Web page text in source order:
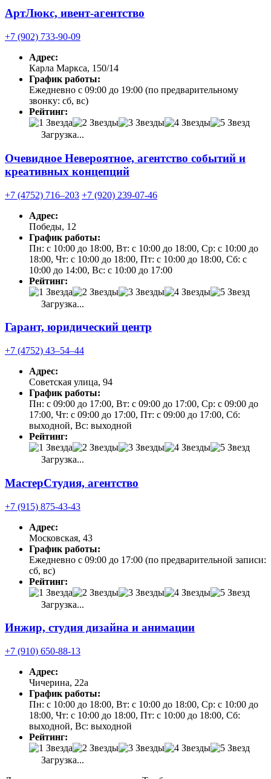
АртЛюкс, ивент-агентство
+7 (902) 733-90-09
Адрес:
Карла Маркса, 150/14
График работы:
Ежедневно с 09:00 до 19:00 (по предварительному
звонку: сб, вс)
Рейтинг:
Загрузка...
Очевидное Невероятное, агентство событий и
креативных концепций
+7 (4752) 716‒203 +7 (920) 239-07-46
Адрес:
Победы, 12
График работы:
Пн: с 10:00 до 18:00, Вт: с 10:00 до 18:00, Ср: с 10:00 до
18:00, Чт: с 10:00 до 18:00, Пт: с 10:00 до 18:00, Сб: с
10:00 до 14:00, Вс: с 10:00 до 17:00
Рейтинг:
Загрузка...
Гарант, юридический центр
+7 (4752) 43‒54‒44
Адрес:
Советская улица, 94
График работы:
Пн: с 09:00 до 17:00, Вт: с 09:00 до 17:00, Ср: с 09:00 до
17:00, Чт: с 09:00 до 17:00, Пт: с 09:00 до 17:00, Сб:
выходной, Вс: выходной
Рейтинг:
Загрузка...
МастерСтудия, агентство
+7 (915) 875-43-43
Адрес:
Московская, 43
График работы:
Ежедневно с 09:00 до 17:00 (по предварительной записи:
сб, вс)
Рейтинг:
Загрузка...
Инжир, студия дизайна и анимации
+7 (910) 650-88-13
Адрес:
Чичерина, 22а
График работы:
Пн: с 10:00 до 18:00, Вт: с 10:00 до 18:00, Ср: с 10:00 до
18:00, Чт: с 10:00 до 18:00, Пт: с 10:00 до 18:00, Сб:
выходной, Вс: выходной
Рейтинг:
Загрузка...